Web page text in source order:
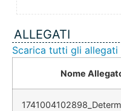
ALLEGATI
Scarica tutti gli allegati
Nome